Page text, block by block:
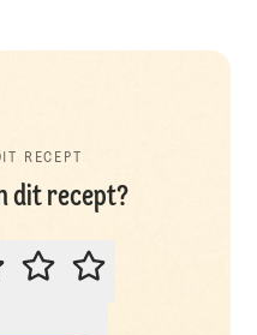
RECEPT
dit recept?
DIT RECEPT